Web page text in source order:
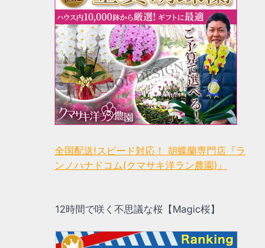
全国配送!スピード対応！ 胡蝶蘭専門店『ラ
ンノハナドコム(クマサキ洋ラン農園)』
12時間で咲く不思議な桜【Magic桜】